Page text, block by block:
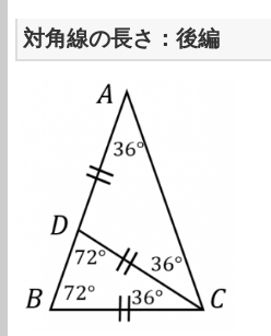
対角線の長さ：後編